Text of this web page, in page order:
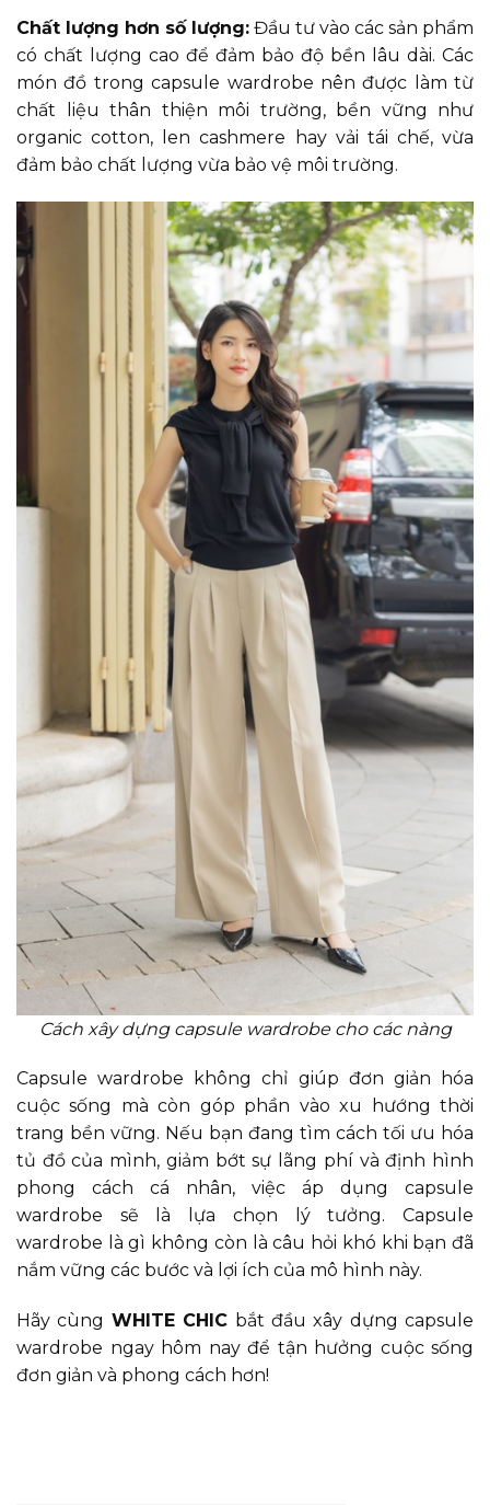
Chất lượng hơn số lượng: Đầu tư vào các sản phẩm
có chất lượng cao để đảm bảo độ bền lâu dài. Các
món đồ trong capsule wardrobe nên được làm từ
chất liệu thân thiện môi trường, bền vững như
organic cotton, len cashmere hay vải tái chế, vừa
đảm bảo chất lượng vừa bảo vệ môi trường.
Cách xây dựng capsule wardrobe cho các nàng
Capsule wardrobe không chỉ giúp đơn giản hóa
cuộc sống mà còn góp phần vào xu hướng thời
trang bền vững. Nếu bạn đang tìm cách tối ưu hóa
tủ đồ của mình, giảm bớt sự lãng phí và định hình
phong cách cá nhân, việc áp dụng capsule
wardrobe sẽ là lựa chọn lý tưởng. Capsule
wardrobe là gì không còn là câu hỏi khó khi bạn đã
nắm vững các bước và lợi ích của mô hình này.
Hãy cùng WHITE CHIC bắt đầu xây dựng capsule
wardrobe ngay hôm nay để tận hưởng cuộc sống
đơn giản và phong cách hơn!